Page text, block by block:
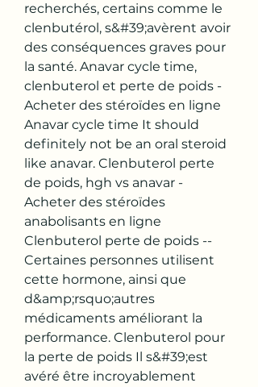
recherchés, certains comme le
clenbutérol, s&#39;avèrent avoir
des conséquences graves pour
la santé. Anavar cycle time,
clenbuterol et perte de poids -
Acheter des stéroïdes en ligne
Anavar cycle time It should
definitely not be an oral steroid
like anavar. Clenbuterol perte
de poids, hgh vs anavar -
Acheter des stéroïdes
anabolisants en ligne
Clenbuterol perte de poids --
Certaines personnes utilisent
cette hormone, ainsi que
d&amp;rsquo;autres
médicaments améliorant la
performance. Clenbuterol pour
la perte de poids Il s&#39;est
avéré être incroyablement